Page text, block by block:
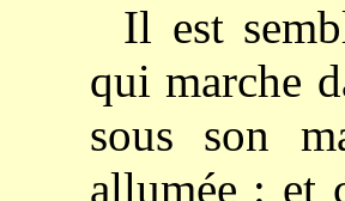
Il est
qui marche
sous son
allumée : et